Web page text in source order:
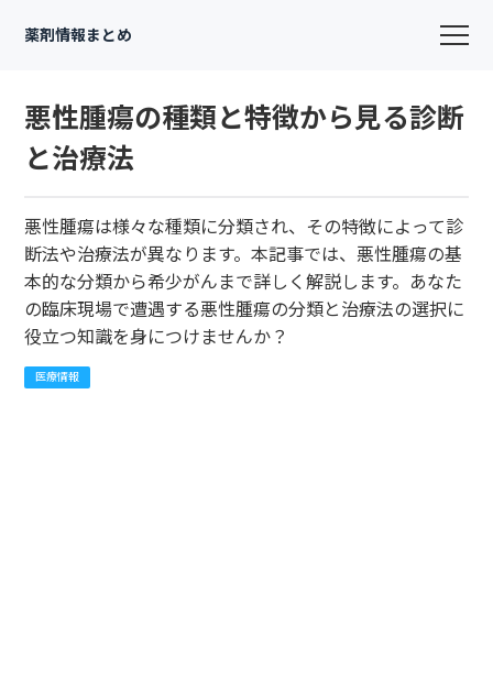
薬剤情報まとめ
悪性腫瘍の種類と特徴から見る診断
と治療法
悪性腫瘍は様々な種類に分類され、その特徴によって診
断法や治療法が異なります。本記事では、悪性腫瘍の基
本的な分類から希少がんまで詳しく解説します。あなた
の臨床現場で遭遇する悪性腫瘍の分類と治療法の選択に
役立つ知識を身につけませんか？
医療情報